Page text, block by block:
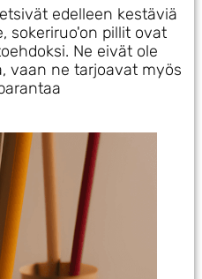
edelleen kestäviä
sokeriruo'on pillit ovat
Ne eivät ole
vaan ne tarjoavat myös